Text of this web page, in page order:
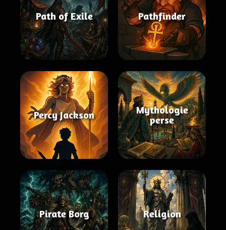
Path of Exile Pathfinder
Percy Jackson
Mythologie
perse
Pirate Borg Religion